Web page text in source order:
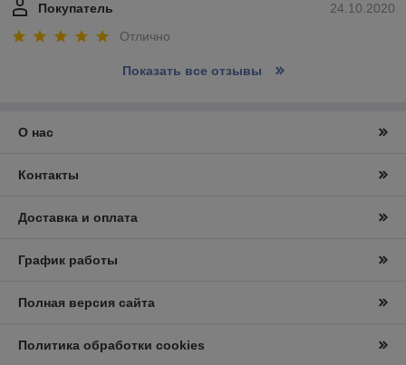
24.10.2020
Покупатель
Отлично
Показать все отзывы
О нас
Контакты
Доставка и оплата
График работы
Полная версия сайта
Политика обработки cookies